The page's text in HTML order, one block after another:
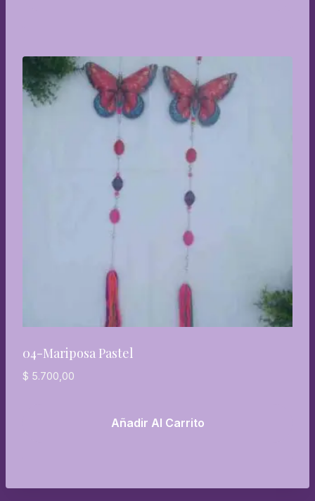
04-Mariposa Pastel
$ 5.700,00
Añadir Al Carrito